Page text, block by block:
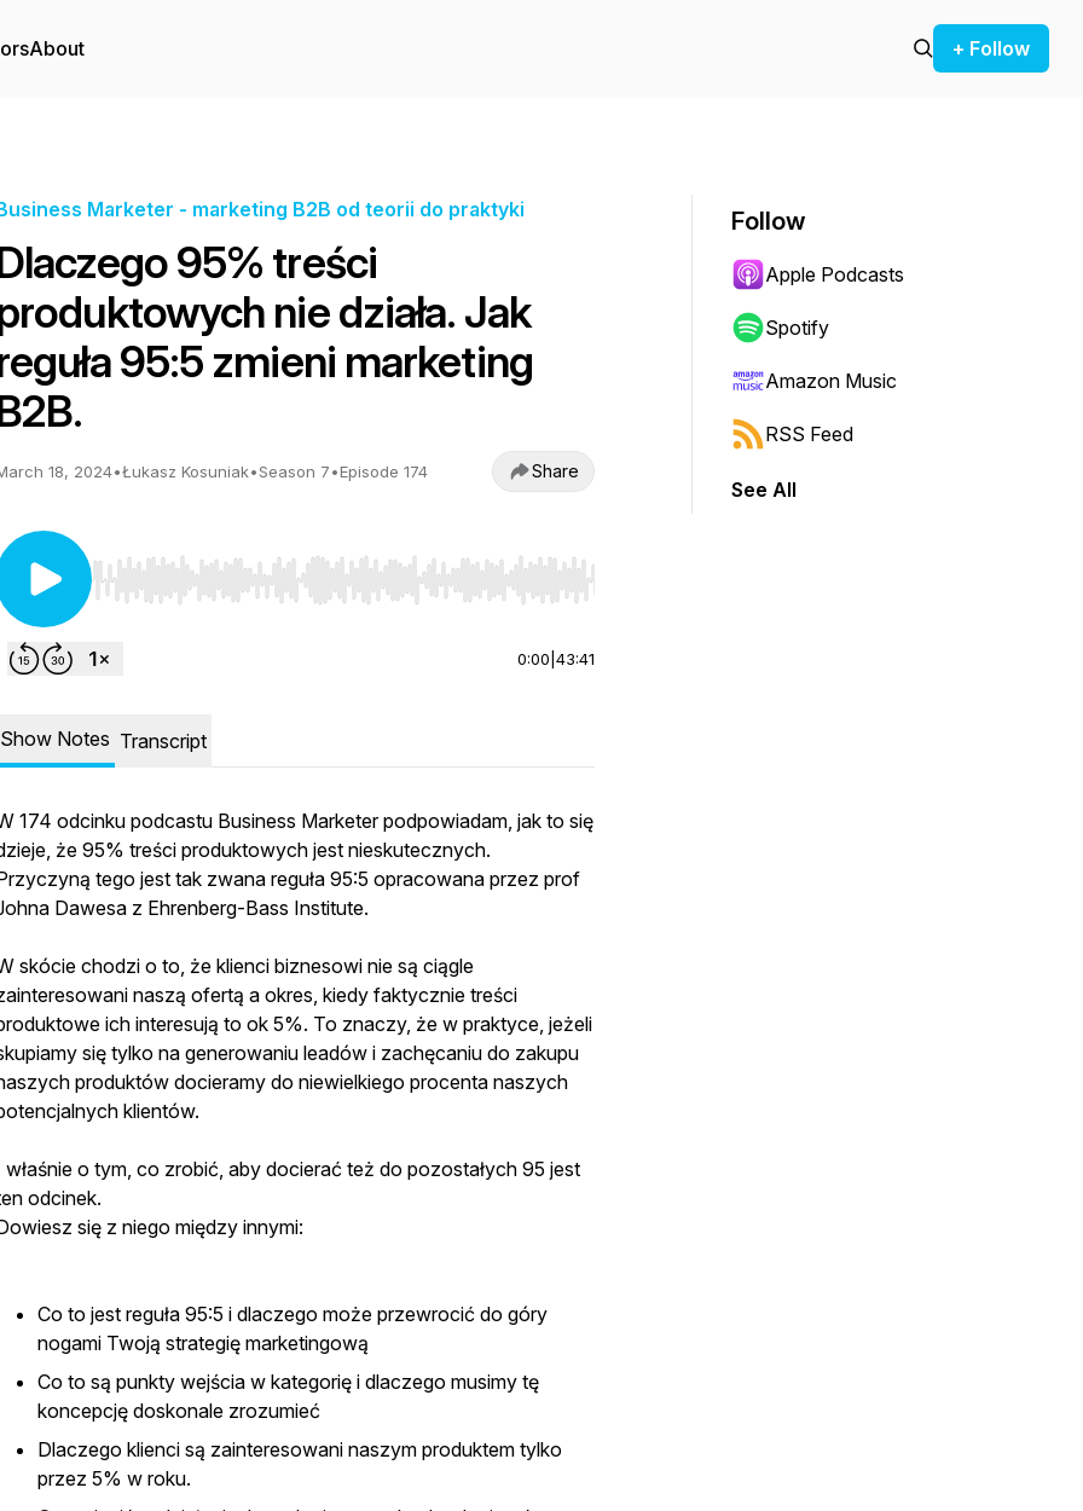
About + Follow
Marketer - marketing B2B od teorii do praktyki
95% treści
nie działa. Jak
95:5 zmieni marketing
18, 2024•Łukasz Kosuniak•Season 7•Episode 174 Share
Use Left/Right to seek, Home/End to jump to start or end. Hold shift to jump forward or backward.
0:00 43:41
Show Notes Transcript
174 odcinku podcastu Business Marketer podpowiadam, jak to się
że 95% treści produktowych jest nieskutecznych.
tego jest tak zwana reguła 95:5 opracowana przez prof
Dawesa z Ehrenberg-Bass Institute.
skócie chodzi o to, że klienci biznesowi nie są ciągle
naszą ofertą a okres, kiedy faktycznie treści
ich interesują to ok 5%. To znaczy, że w praktyce, jeżeli
się tylko na generowaniu leadów i zachęcaniu do zakupu
produktów docieramy do niewielkiego procenta naszych
klientów.
właśnie o tym, co zrobić, aby docierać też do pozostałych 95 jest
odcinek.
się z niego między innymi:
Co to jest reguła 95:5 i dlaczego może przewrocić do góry
nogami Twoją strategię marketingową
Co to są punkty wejścia w kategorię i dlaczego musimy tę
koncepcję doskonale zrozumieć
Dlaczego klienci są zainteresowani naszym produktem tylko
przez 5% w roku.
Follow
Apple Podcasts
Spotify
Amazon Music
RSS Feed
See All